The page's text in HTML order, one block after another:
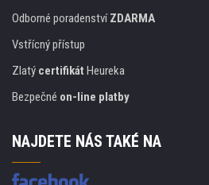
Odborné poradenstvíZDARMA
Vstřícný přístup
Zlatý certifikát Heureka
Bezpečné on-line platby
NAJDETE NÁS TAKÉ NA